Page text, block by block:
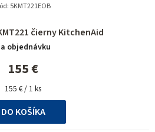
čierny KitchenAid
objednávku
155 €
Jednotková
cena:
155 € / 1 ks
DO KOŠÍKA
5KMT221EOB